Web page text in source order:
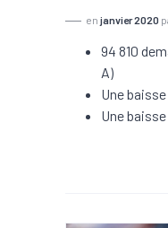
en janvier 2020
94 810
A)
Une
Une baisse